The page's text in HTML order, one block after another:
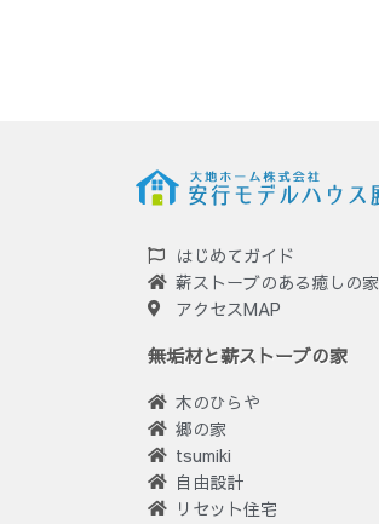
はじめてガイド
薪ストーブのある癒しの家
アクセスMAP
無垢材と薪ストーブの家
木のひらや
郷の家
tsumiki
自由設計
リセット住宅